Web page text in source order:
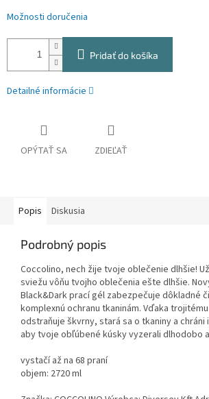
Možnosti doručenia
Pridať do košíka
Detailné informácie
OPÝTAŤ SA ZDIEĽAŤ
Popis Diskusia
Podrobný popis
Coccolino, nech žije tvoje oblečenie dlhšie!
sviežu vôňu tvojho oblečenia ešte dlhšie.
Black&Dark prací gél zabezpečuje dôkladné
komplexnú ochranu tkaninám. Vďaka
odstraňuje škvrny, stará sa o tkaniny a chráni
aby tvoje obľúbené kúsky vyzerali dlhodobo
vystačí až na 68 praní
objem: 2720 ml